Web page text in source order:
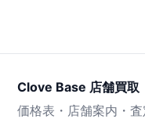
Clove Base 店舗買取
価格表・店舗案内・